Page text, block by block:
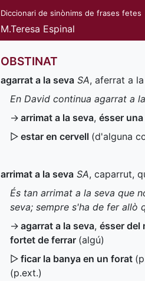
Diccionari de sinònims de frases fetes
M.Teresa Espinal
OBSTINAT
agarrat a la seva SA, aferrat a
En David continua agarrat a
→ arrimat a la seva, ésser
▷ estar en cervell (d'alguna
arrimat a la seva SA, caparrut,
És tan arrimat a la seva que
seva; sempre s'ha de fer allò
→ agarrat a la seva, ésser del
fortet de ferrar (algú)
▷ ficar la banya en un forat (
(p.ext.)